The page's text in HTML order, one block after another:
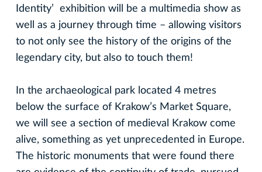
Identity’ exhibition will be a multimedia show as
well as a journey through time – allowing visitors
to not only see the history of the origins of the
legendary city, but also to touch them!
In the archaeological park located 4 metres
below the surface of Krakow’s Market Square,
we will see a section of medieval Krakow come
alive, something as yet unprecedented in Europe.
The historic monuments that were found there